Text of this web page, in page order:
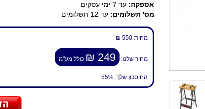
אספקה:עד 7 ימי עסקים
מס' תשלומים:עד 12 תשלומים
מחיר:550 ₪
מחיר שלנו: 249 ₪ כולל מע"מ
החיסכון שלך:55%